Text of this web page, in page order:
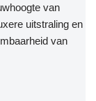
van
uitstraling en
van